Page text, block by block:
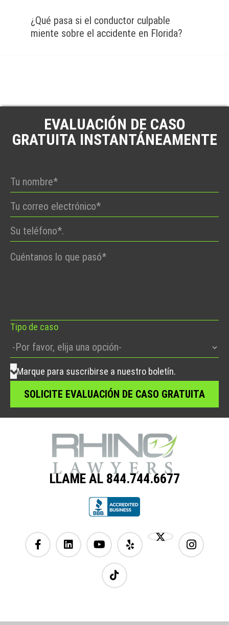
¿Qué pasa si el conductor culpable
miente sobre el accidente en Florida?
EVALUACIÓN DE CASO
GRATUITA INSTANTÁNEAMENTE
Por
Tipo de caso
Marque para suscribirse a nuestro boletín.
LLAME AL 844.744.6677